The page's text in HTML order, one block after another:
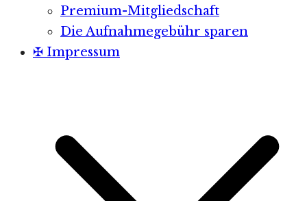
Premium-Mitgliedschaft
Die Aufnahmegebühr sparen
✠ Impressum